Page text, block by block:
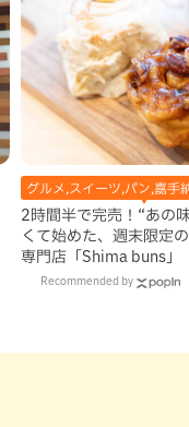
グルメ,スイーツ,パン,嘉手
2時間半で完売！“あの
くて始めた、週末限定
専門店「Shima buns」
Recommended by